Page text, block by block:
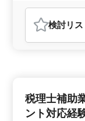
おすすめポ
＜ベテラン経
税理士の方々
る方も安心し
業少なめ＞ マ
完備しています
検討リス
税理士補助
ント対応経